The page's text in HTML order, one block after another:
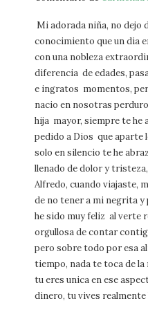
Mi adorada niña, no dejo
conocimiento que un dia
con una nobleza
diferencia de edades,
e ingratos momentos,
nacio en nosotras
hija mayor, siempre te he
pedido a Dios que aparte
solo en silencio te he
llenado de dolor y
Alfredo, cuando viajaste,
de no tener a mi negrita y
he sido muy feliz al verte
orgullosa de contar
pero sobre todo por esa
tiempo, nada te toca de la
tu eres unica en ese
dinero, tu vives realmente